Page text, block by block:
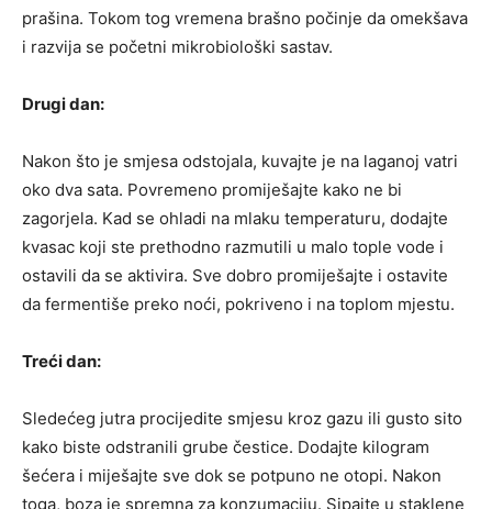
prašina. Tokom tog vremena brašno počinje da omekšava
i razvija se početni mikrobiološki sastav.
Drugi dan:
Nakon što je smjesa odstojala, kuvajte je na laganoj vatri
oko dva sata. Povremeno promiješajte kako ne bi
zagorjela. Kad se ohladi na mlaku temperaturu, dodajte
kvasac koji ste prethodno razmutili u malo tople vode i
ostavili da se aktivira. Sve dobro promiješajte i ostavite
da fermentiše preko noći, pokriveno i na toplom mjestu.
Treći dan:
Sledećeg jutra procijedite smjesu kroz gazu ili gusto sito
kako biste odstranili grube čestice. Dodajte kilogram
šećera i miješajte sve dok se potpuno ne otopi. Nakon
toga, boza je spremna za konzumaciju. Sipajte u staklene